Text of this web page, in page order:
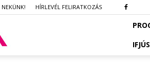
NEKÜNK! HÍRLEVÉL FELIRATKOZÁS